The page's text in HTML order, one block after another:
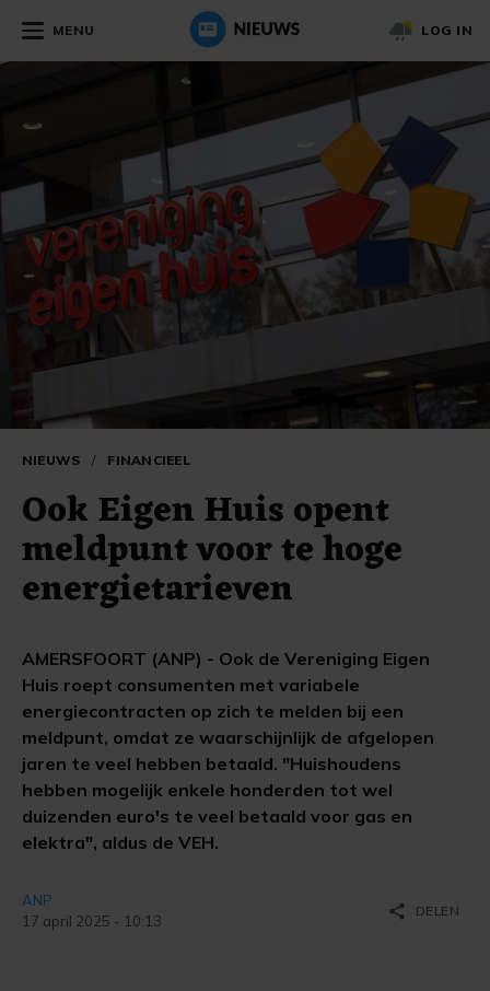
MENU LOG IN
NIEUWS / FINANCIEEL
Ook Eigen Huis opent
meldpunt voor te hoge
energietarieven
AMERSFOORT (ANP) - Ook de Vereniging Eigen
Huis roept consumenten met variabele
energiecontracten op zich te melden bij een
meldpunt, omdat ze waarschijnlijk de afgelopen
jaren te veel hebben betaald. "Huishoudens
hebben mogelijk enkele honderden tot wel
duizenden euro's te veel betaald voor gas en
elektra", aldus de VEH.
ANP
17 april 2025 - 10:13
share DELEN